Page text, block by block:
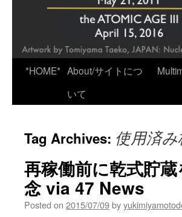
*HOME* About/サイトにつ
いて
Tag Archives: 使用済
再稼働前に乾式貯
念 via 47 News
Posted on 2015/07/09by